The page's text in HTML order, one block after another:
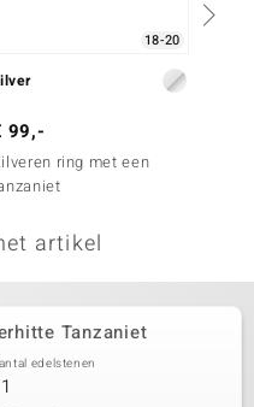
18-20
99,-
ring met een
artikel
Tanzaniet
edelstenen